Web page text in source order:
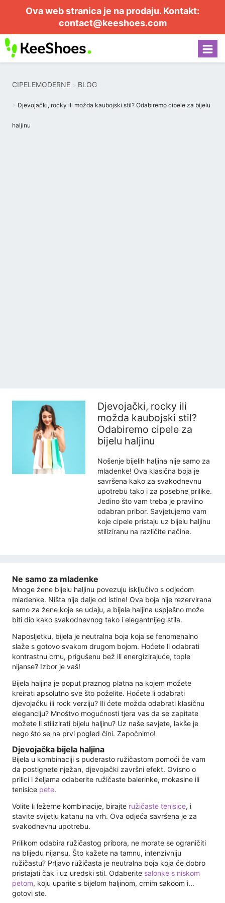
Ova web stranica je na prodaju. Kontakt:
contact@keeshoes.com
CIPELEMODERNE BLOG
Djevojački, rocky ili možda kaubojski stil? Odabiremo cipele za bijelu
haljinu
Djevojački, rocky ili
možda kaubojski stil?
Odabiremo cipele za
bijelu haljinu
Nošenje bijelih haljina nije samo za
mladenke! Ova klasična boja je
savršena kako za svakodnevnu
upotrebu tako i za posebne prilike.
Jedino što vam treba je pravilno
odabran pribor. Savjetujemo vam
koje cipele pristaju uz bijelu haljinu
stiliziranu na različite načine.
Ne samo za mladenke
Mnoge žene bijelu haljinu povezuju isključivo s odjećom
mladenke. Ništa nije dalje od istine! Ova boja nije rezervirana
samo za žene koje se udaju, a bijela haljina uspješno može
biti dio kako svakodnevnog tako i elegantnijeg stila.
Naposljetku, bijela je neutralna boja koja se fenomenalno
slaže s gotovo svakom drugom bojom. Hoćete li odabrati
kontrastnu crnu, prigušenu bež ili energizirajuće, tople
nijanse? Izbor je vaš!
Bijela haljina je poput praznog platna na kojem možete
kreirati apsolutno sve što poželite. Hoćete li odabrati
djevojačku ili rock verziju? Ili ćete možda odabrati klasičnu
eleganciju? Mnoštvo mogućnosti tjera vas da se zapitate
možete li stilizirati bijelu haljinu? Uz naše savjete, lakše je
nego što se na prvi pogled čini. Započnimo!
Djevojačka bijela haljina
Bijela u kombinaciji s puderasto ružičastom pomoći će vam
da postignete nježan, djevojački završni efekt. Ovisno o
prilici i željama odaberite ružičaste balerinke, mokasine ili
tenisice pete.
Volite li ležerne kombinacije, birajte ružičaste tenisice, i
stavite svijetlu katanu na vrh. Ova odjeća savršena je za
svakodnevnu upotrebu.
Prilikom odabira ružičastog pribora, ne morate se ograničiti
na blijedu nijansu. Što kažete na tamnu, intenzivniju
ružičastu? Prljavo ružičasta je neutralna boja koja će dobro
pristajati čak i uz uredski stil. Odaberite salonke s niskom
petom, koju uparite s bijelom haljinom, crnim sakoom i...
gotovi ste.